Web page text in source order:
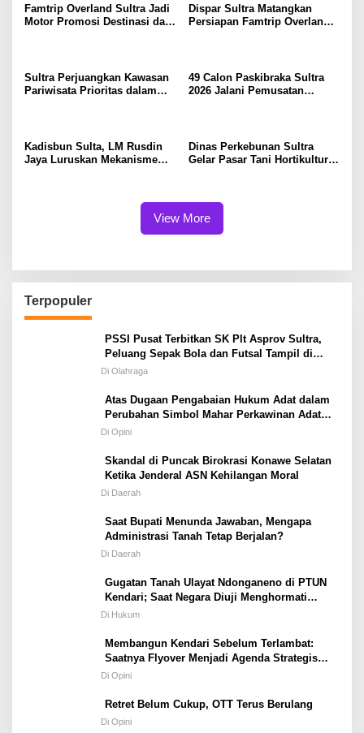
Famtrip Overland Sultra Jadi
Motor Promosi Destinasi dan
Dispar Sultra Matangkan
Persiapan Famtrip Overland 3
Sultra Perjuangkan Kawasan
Pariwisata Prioritas dalam
49 Calon Paskibraka Sultra
2026 Jalani Pemusatan
Kadisbun Sulta, LM Rusdin
Jaya Luruskan Mekanisme
Dinas Perkebunan Sultra
Gelar Pasar Tani Hortikultura
View More
Terpopuler
PSSI Pusat Terbitkan SK Plt Asprov Sultra,
Peluang Sepak Bola dan Futsal Tampil di
Porprov Tetap Terbuka
Di Olahraga
Atas Dugaan Pengabaian Hukum Adat dalam
Perubahan Simbol Mahar Perkawinan Adat
Masyarakat Pulau Wawonii
Di Opini
Skandal di Puncak Birokrasi Konawe Selatan
Ketika Jenderal ASN Kehilangan Moral
Di Daerah
Saat Bupati Menunda Jawaban, Mengapa
Administrasi Tanah Tetap Berjalan?
Di Daerah
Gugatan Tanah Ulayat Ndonganeno di PTUN
Kendari; Saat Negara Diuji Menghormati
Hukum atau Kekuasaan
Di Hukum
Membangun Kendari Sebelum Terlambat:
Saatnya Flyover Menjadi Agenda Strategis
Kota
Di Opini
Retret Belum Cukup, OTT Terus Berulang
Di Opini